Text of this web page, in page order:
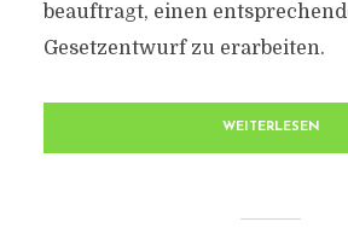
beauftragt, einen
Gesetzentwurf zu erarbeiten.
WEITERLESEN